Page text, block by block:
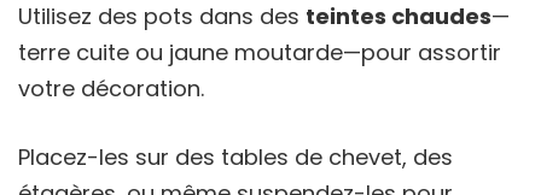
Utilisez des pots dans des teintes chaudes—
terre cuite ou jaune moutarde—pour assortir
votre décoration.
Placez-les sur des tables de chevet, des